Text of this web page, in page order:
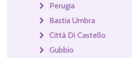
Perugia
Bastia Umbra
Città Di Castello
Gubbio